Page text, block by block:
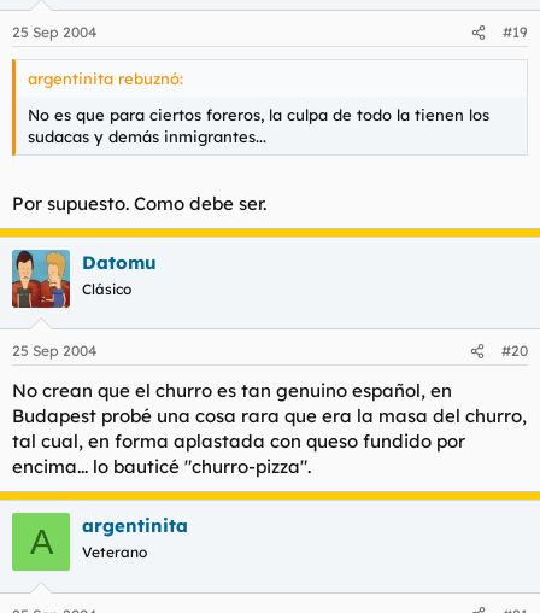
25 Sep 2004 #19
argentinita rebuznó:
No es que para ciertos foreros, la culpa de todo la tienen los
sudacas y demás inmigrantes...
Por supuesto. Como debe ser.
Datomu
Clásico
25 Sep 2004 #20
No crean que el churro es tan genuino español, en
Budapest probé una cosa rara que era la masa del churro,
tal cual, en forma aplastada con queso fundido por
encima... lo bauticé "churro-pizza".
A argentinita
Veterano